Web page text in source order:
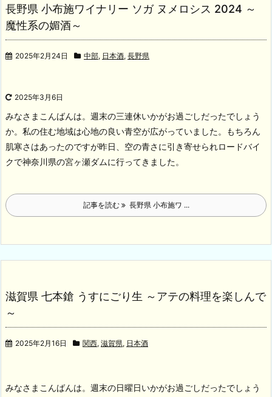
長野県 小布施ワイナリー ソガ ヌメロシス 2024 ～
魔性系の媚酒～
2025年2月24日 中部, 日本酒, 長野県
2025年3月6日
みなさまこんばんは。週末の三連休いかがお過ごしだったでしょう
か。私の住む地域は心地の良い青空が広がっていました。もちろん
肌寒さはあったのですが昨日、空の青さに引き寄せられロードバイ
クで神奈川県の宮ヶ瀬ダムに行ってきました。
記事を読む 長野県 小布施ワ ...
滋賀県 七本鎗 うすにごり生 ～アテの料理を楽しんで
～
2025年2月16日 関西, 滋賀県, 日本酒
みなさまこんばんは。週末の日曜日いかがお過ごしだったでしょう